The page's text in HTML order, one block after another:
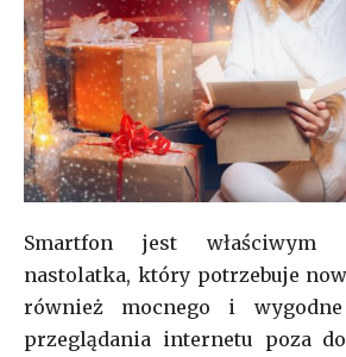
Smartfon jest właściwym
nastolatka, który potrzebuje
również mocnego i
przeglądania internetu poza